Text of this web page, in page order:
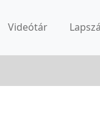
Videótár